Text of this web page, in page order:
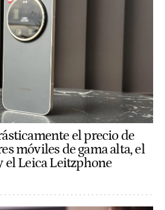
el precio de
móviles de gama alta, el
el Leica Leitzphone